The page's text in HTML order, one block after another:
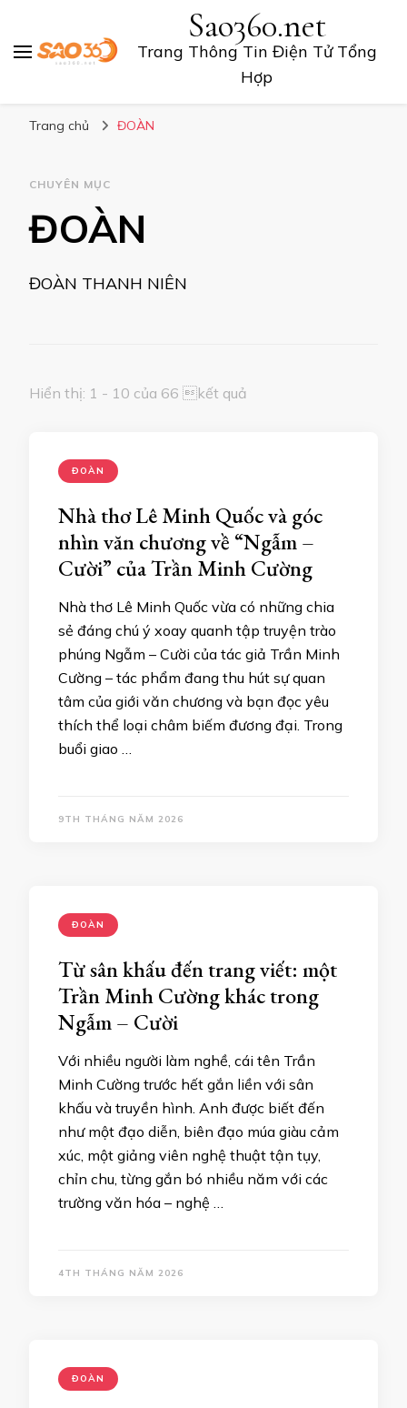
Sao360.net
Trang Thông Tin Điện Tử Tổng
Hợp
Trang chủ ĐOÀN
CHUYÊN MỤC
ĐOÀN
ĐOÀN THANH NIÊN
Hiển thị: 1 - 10 của 66 kết quả
ĐOÀN
Nhà thơ Lê Minh Quốc và góc
nhìn văn chương về “Ngẫm –
Cười” của Trần Minh Cường
Nhà thơ Lê Minh Quốc vừa có những chia
sẻ đáng chú ý xoay quanh tập truyện trào
phúng Ngẫm – Cười của tác giả Trần Minh
Cường – tác phẩm đang thu hút sự quan
tâm của giới văn chương và bạn đọc yêu
thích thể loại châm biếm đương đại. Trong
buổi giao …
9TH THÁNG NĂM 2026
ĐOÀN
Từ sân khấu đến trang viết: một
Trần Minh Cường khác trong
Ngẫm – Cười
Với nhiều người làm nghề, cái tên Trần
Minh Cường trước hết gắn liền với sân
khấu và truyền hình. Anh được biết đến
như một đạo diễn, biên đạo múa giàu cảm
xúc, một giảng viên nghệ thuật tận tụy,
chỉn chu, từng gắn bó nhiều năm với các
trường văn hóa – nghệ …
4TH THÁNG NĂM 2026
ĐOÀN